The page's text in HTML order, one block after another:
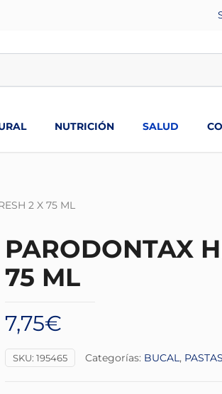
NUTRICIÓN SALUD
2 X 75 ML
PARODONTAX
75 ML
7,75€
SKU: 195465 Categorías: BUCAL,